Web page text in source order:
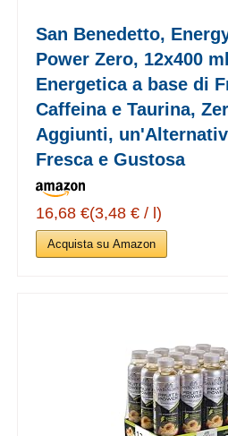
San Benedetto,
Power Zero, 12x400
Energetica a base di
Caffeina e Taurina,
Aggiunti,
Fresca e Gustosa
16,68 €(3,48 € / l)
Acquista su Amazon